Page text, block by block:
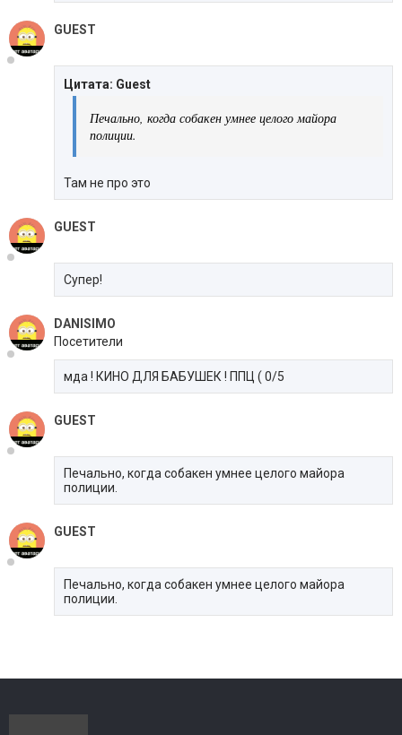
GUEST
Цитата: Guest
Печально, когда собакен умнее целого майора
полиции.
Там не про это
GUEST
Супер!
DANISIMO
Посетители
мда ! КИНО ДЛЯ БАБУШЕК ! ППЦ ( 0/5
GUEST
Печально, когда собакен умнее целого майора
полиции.
GUEST
Печально, когда собакен умнее целого майора
полиции.